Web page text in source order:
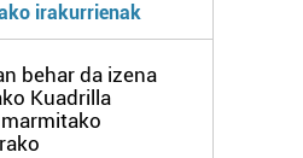
irakurrienak
behar da izena
Kuadrilla